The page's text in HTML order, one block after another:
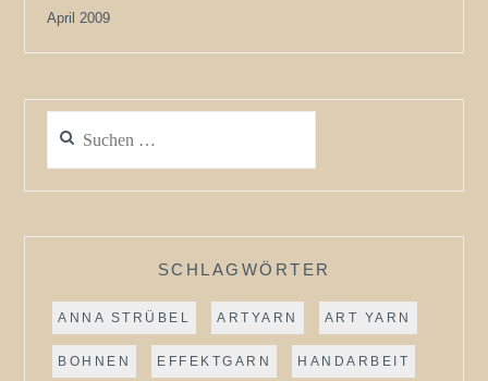
April 2009
nach:
SCHLAGWÖRTER
ANNA STRÜBEL ARTYARN ART YARN
BOHNEN EFFEKTGARN HANDARBEIT